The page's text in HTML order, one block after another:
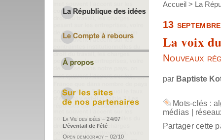
Accueil > La
13
La voix
Nouveaux
par Baptiste
Mots-clés :
médias
Partager cette
La Vie des idées – 24/07
L’éventail de l’été
Open democracy – 02/10